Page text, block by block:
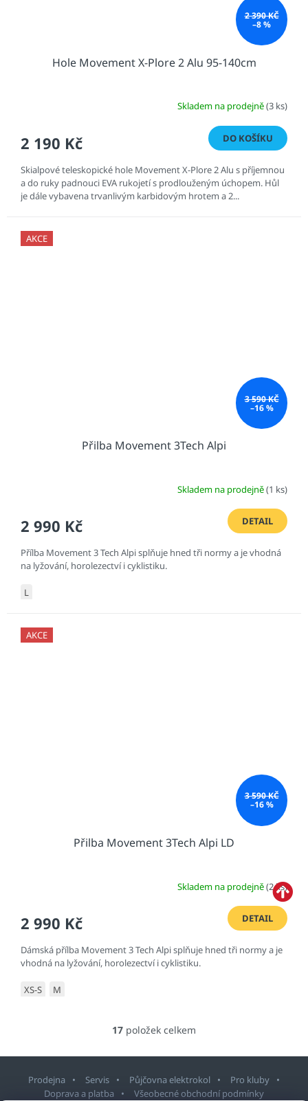
2 390 KČ
–8 %
Hole Movement X-Plore 2 Alu 95-140cm
Skladem na prodejně(3 ks)
2 190 Kč DO KOŠÍKU
Skialpové teleskopické hole Movement X-Plore 2 Alu s příjemnou
a do ruky padnouci EVA rukojetí s prodlouženým úchopem. Hůl
je dále vybavena trvanlivým karbidovým hrotem a 2...
AKCE
3 590 KČ
–16 %
Přilba Movement 3Tech Alpi
Skladem na prodejně(1 ks)
2 990 Kč DETAIL
Přílba Movement 3 Tech Alpi splňuje hned tři normy a je vhodná
na lyžování, horolezectví i cyklistiku.
L
AKCE
3 590 KČ
–16 %
Přilba Movement 3Tech Alpi LD
Skladem na prodejně(2 ks)
2 990 Kč DETAIL
Dámská přílba Movement 3 Tech Alpi splňuje hned tři normy a je
vhodná na lyžování, horolezectví i cyklistiku.
XS-S M
O
l
á
d
17 položek celkem
Prodejna Servis Půjčovna elektrokol
Pro kluby
Doprava a platba
Všeobecné obchodní podmínky